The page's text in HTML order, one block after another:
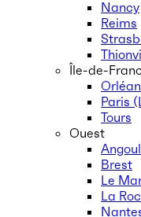
Nancy
Reims
Île-de-
Paris
Tours
Ouest
Brest
Le
La